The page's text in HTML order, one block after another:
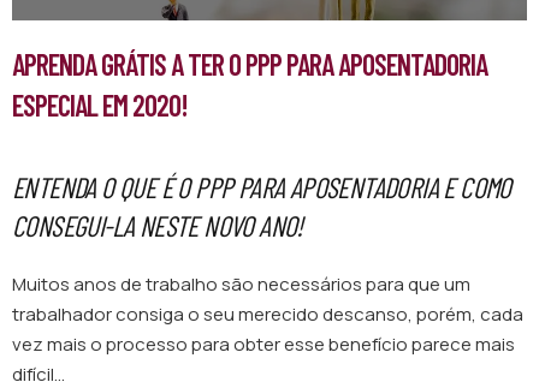
APRENDA GRÁTIS A TER O PPP PARA APOSENTADORIA
ESPECIAL EM 2020!
ENTENDA O QUE É O PPP PARA APOSENTADORIA E COMO
CONSEGUI-LA NESTE NOVO ANO!
Muitos anos de trabalho são necessários para que um
trabalhador consiga o seu merecido descanso, porém, cada
vez mais o processo para obter esse benefício parece mais
difícil…